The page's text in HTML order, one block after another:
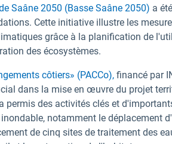
Saâne 2050 (Basse Saâne 2050) a
Cette initiative illustre les
grâce à la planification de
des écosystèmes.
côtiers» (PACCo), financé par
dans la mise en œuvre du projet
permis des activités clés et
notamment le déplacement
de cinq sites de traitement des